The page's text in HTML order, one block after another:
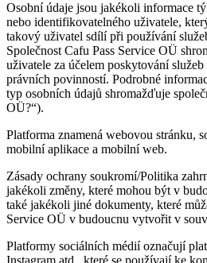
Osobní údaje jsou jakékoli informace
nebo identifikovatelného uživatele,
takový uživatel sdílí při používání
Společnost Cafu Pass Service OÜ
uživatele za účelem poskytování
právních povinností. Podrobné
typ osobních údajů shromažďuje
OÜ?“).
Platforma znamená webovou stránku,
mobilní aplikace a mobilní web.
Zásady ochrany soukromí/Politika
jakékoli změny, které mohou být v
také jakékoli jiné dokumenty, které
Service OÜ v budoucnu vytvořit v
Platformy sociálních médií označují
Instagram atd., které se používají ke